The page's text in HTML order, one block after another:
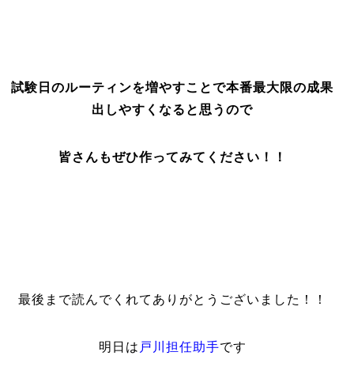
試験日のルーティンを増やすことで本番最大限の成果
出しやすくなると思うので
皆さんもぜひ作ってみてください！！
最後まで読んでくれてありがとうございました！！
明日は 戸川担任助手です